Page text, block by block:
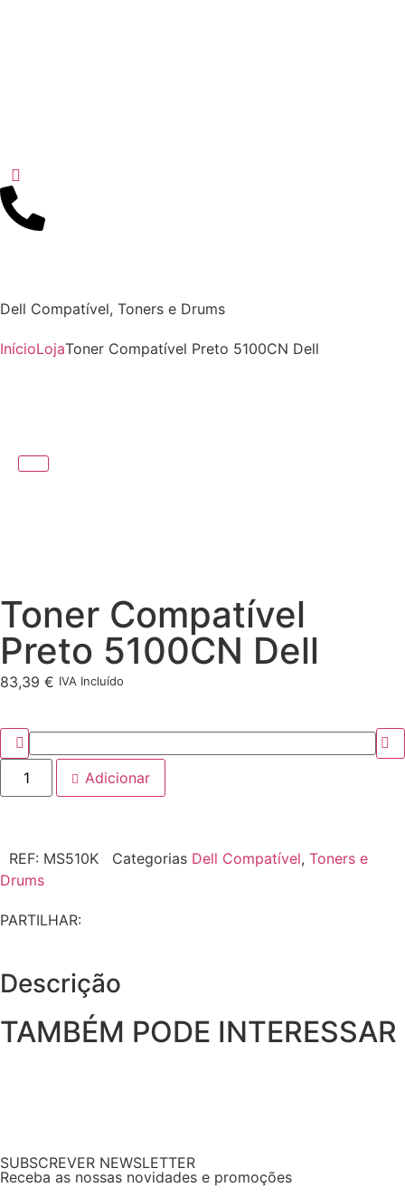
Dell Compatível, Toners e Drums
InícioLojaToner Compatível Preto 5100CN Dell
Toner Compatível
Preto 5100CN Dell
83,39 € IVA Incluído
Adicionar
REF: MS510K Categorias Dell Compatível, Toners e
Drums
PARTILHAR:
Descrição
TAMBÉM PODE INTERESSAR
SUBSCREVER NEWSLETTER
Receba as nossas novidades e promoções